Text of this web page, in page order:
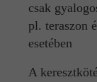
csak
pl. teraszon
esetében
A